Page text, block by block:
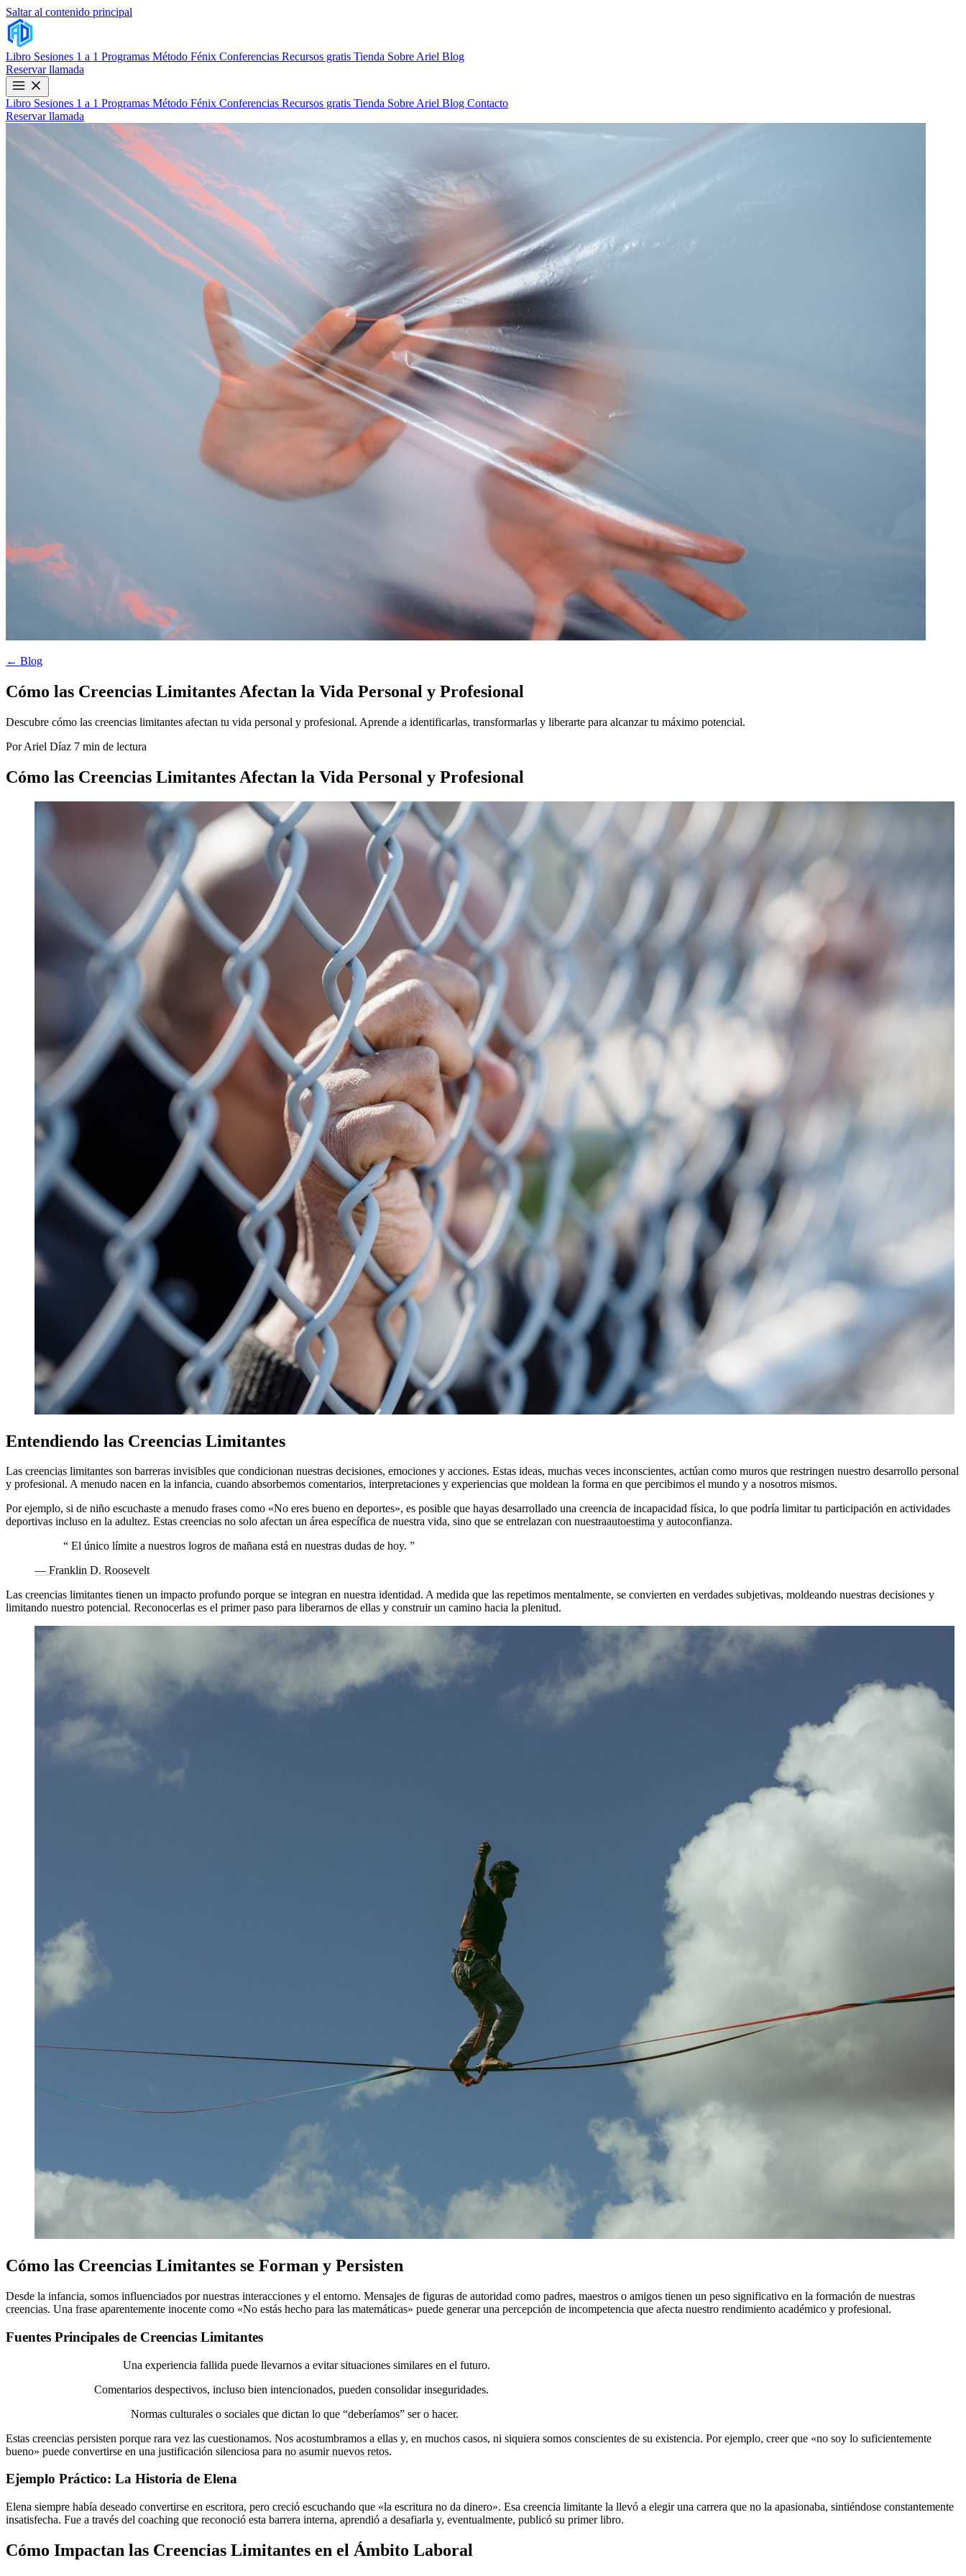
Saltar al contenido principal
Libro Sesiones 1 a 1 Programas Método Fénix Conferencias Recursos gratis Tienda Sobre Ariel Blog
Reservar llamada
Libro Sesiones 1 a 1 Programas Método Fénix Conferencias Recursos gratis Tienda Sobre Ariel Blog Contacto
Reservar llamada
← Blog
Cómo las Creencias Limitantes Afectan la Vida Personal y Profesional
Descubre cómo las creencias limitantes afectan tu vida personal y profesional. Aprende a identificarlas, transformarlas y liberarte para alcanzar tu máximo potencial.
Por Ariel Díaz 7 min de lectura
Cómo las Creencias Limitantes Afectan la Vida Personal y Profesional
Entendiendo las Creencias Limitantes
Las creencias limitantes son barreras invisibles que condicionan nuestras decisiones, emociones y acciones. Estas ideas, muchas veces inconscientes, actúan como muros que restringen nuestro desarrollo personal
y profesional. A menudo nacen en la infancia, cuando absorbemos comentarios, interpretaciones y experiencias que moldean la forma en que percibimos el mundo y a nosotros mismos.
Por ejemplo, si de niño escuchaste a menudo frases como «No eres bueno en deportes», es posible que hayas desarrollado una creencia de incapacidad física, lo que podría limitar tu participación en actividades
deportivas incluso en la adultez. Estas creencias no solo afectan un área específica de nuestra vida, sino que se entrelazan con nuestraautoestima y autoconfianza.
“ El único límite a nuestros logros de mañana está en nuestras dudas de hoy. ”
— Franklin D. Roosevelt
Las creencias limitantes tienen un impacto profundo porque se integran en nuestra identidad. A medida que las repetimos mentalmente, se convierten en verdades subjetivas, moldeando nuestras decisiones y
limitando nuestro potencial. Reconocerlas es el primer paso para liberarnos de ellas y construir un camino hacia la plenitud.
Cómo las Creencias Limitantes se Forman y Persisten
Desde la infancia, somos influenciados por nuestras interacciones y el entorno. Mensajes de figuras de autoridad como padres, maestros o amigos tienen un peso significativo en la formación de nuestras
creencias. Una frase aparentemente inocente como «No estás hecho para las matemáticas» puede generar una percepción de incompetencia que afecta nuestro rendimiento académico y profesional.
Fuentes Principales de Creencias Limitantes
Una experiencia fallida puede llevarnos a evitar situaciones similares en el futuro.
Comentarios despectivos, incluso bien intencionados, pueden consolidar inseguridades.
Normas culturales o sociales que dictan lo que “deberíamos” ser o hacer.
Estas creencias persisten porque rara vez las cuestionamos. Nos acostumbramos a ellas y, en muchos casos, ni siquiera somos conscientes de su existencia. Por ejemplo, creer que «no soy lo suficientemente
bueno» puede convertirse en una justificación silenciosa para no asumir nuevos retos.
Ejemplo Práctico: La Historia de Elena
Elena siempre había deseado convertirse en escritora, pero creció escuchando que «la escritura no da dinero». Esa creencia limitante la llevó a elegir una carrera que no la apasionaba, sintiéndose constantemente
insatisfecha. Fue a través del coaching que reconoció esta barrera interna, aprendió a desafiarla y, eventualmente, publicó su primer libro.
Cómo Impactan las Creencias Limitantes en el Ámbito Laboral